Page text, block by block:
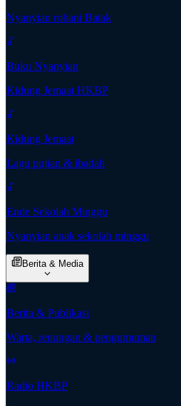
Nyanyian rohani Batak
Buku Nyanyian
Kidung Jemaat HKBP
Kidung Jemaat
Lagu pujian & ibadah
Ende Sekolah Minggu
Nyanyian anak sekolah minggu
Berita & Media
Berita & Publikasi
Warta, renungan & pengumuman
Radio HKBP